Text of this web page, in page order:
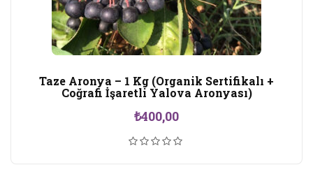
Taze Aronya – 1 Kg (Organik Sertifikalı +
Coğrafi İşaretli Yalova Aronyası)
₺400,00